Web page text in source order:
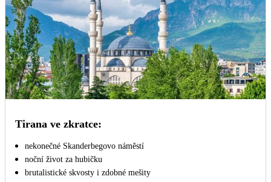
Tirana ve zkratce:
nekonečné Skanderbegovo náměstí
noční život za hubičku
brutalistické skvosty i zdobné mešity